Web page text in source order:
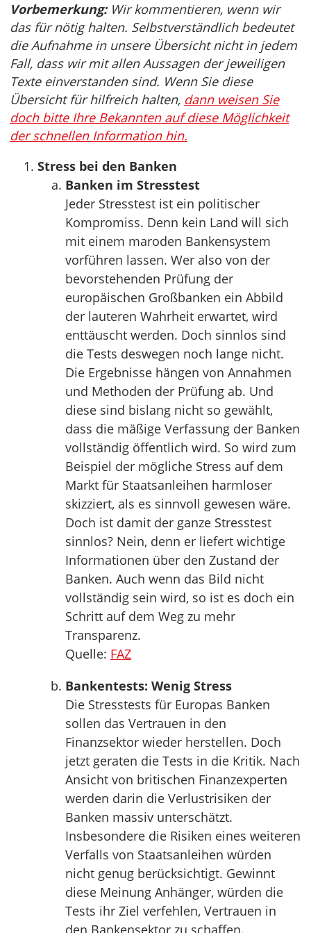
Vorbemerkung:Wir kommentieren, wenn wir
das für nötig halten. Selbstverständlich bedeutet
die Aufnahme in unsere Übersicht nicht in jedem
Fall, dass wir mit allen Aussagen der jeweiligen
Texte einverstanden sind. Wenn Sie diese
Übersicht für hilfreich halten, dann weisen Sie
doch bitte Ihre Bekannten auf diese Möglichkeit
der schnellen Information hin.
Stress bei den Banken
Banken im Stresstest
Jeder Stresstest ist ein politischer
Kompromiss. Denn kein Land will sich
mit einem maroden Bankensystem
vorführen lassen. Wer also von der
bevorstehenden Prüfung der
europäischen Großbanken ein Abbild
der lauteren Wahrheit erwartet, wird
enttäuscht werden. Doch sinnlos sind
die Tests deswegen noch lange nicht.
Die Ergebnisse hängen von Annahmen
und Methoden der Prüfung ab. Und
diese sind bislang nicht so gewählt,
dass die mäßige Verfassung der Banken
vollständig öffentlich wird. So wird zum
Beispiel der mögliche Stress auf dem
Markt für Staatsanleihen harmloser
skizziert, als es sinnvoll gewesen wäre.
Doch ist damit der ganze Stresstest
sinnlos? Nein, denn er liefert wichtige
Informationen über den Zustand der
Banken. Auch wenn das Bild nicht
vollständig sein wird, so ist es doch ein
Schritt auf dem Weg zu mehr
Transparenz.
Quelle: FAZ
Bankentests: Wenig Stress
Die Stresstests für Europas Banken
sollen das Vertrauen in den
Finanzsektor wieder herstellen. Doch
jetzt geraten die Tests in die Kritik. Nach
Ansicht von britischen Finanzexperten
werden darin die Verlustrisiken der
Banken massiv unterschätzt.
Insbesondere die Risiken eines weiteren
Verfalls von Staatsanleihen würden
nicht genug berücksichtigt. Gewinnt
diese Meinung Anhänger, würden die
Tests ihr Ziel verfehlen, Vertrauen in
den Bankensektor zu schaffen.